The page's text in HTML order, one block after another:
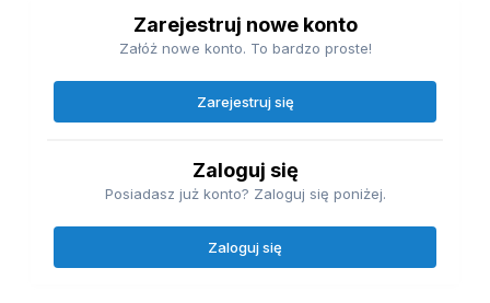
Zarejestruj nowe konto
Załóż nowe konto. To bardzo proste!
Zarejestruj się
Zaloguj się
Posiadasz już konto? Zaloguj się poniżej.
Zaloguj się